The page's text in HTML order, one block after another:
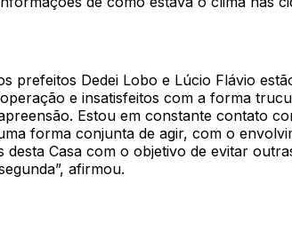
prefeitos Dedei Lobo e Lúcio Flávio
e insatisfeitos com a forma
Estou em constante contato
forma conjunta de agir, com o
desta Casa com o objetivo de evitar
afirmou.